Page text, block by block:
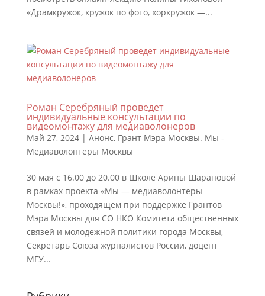
«Драмкружок, кружок по фото, хоркружок —...
Роман Серебряный проведет
индивидуальные консультации по
видеомонтажу для медиаволонеров
Май 27, 2024| Анонс, Грант Мэра Москвы. Мы -
Медиаволонтеры Москвы
30 мая с 16.00 до 20.00 в Школе Арины Шараповой
в рамках проекта «Мы — медиаволонтеры
Москвы!», проходящем при поддержке Грантов
Мэра Москвы для СО НКО Комитета общественных
связей и молодежной политики города Москвы,
Секретарь Союза журналистов России, доцент
МГУ...